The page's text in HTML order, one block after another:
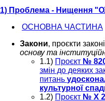
1) Проблема - Нищення
ОСНОВНА ЧАСТИНА
Закони, проєкти
основу та
1.1) Проєкт №
змін до деяких
питань
культурної
1.2) Проєкт № Х